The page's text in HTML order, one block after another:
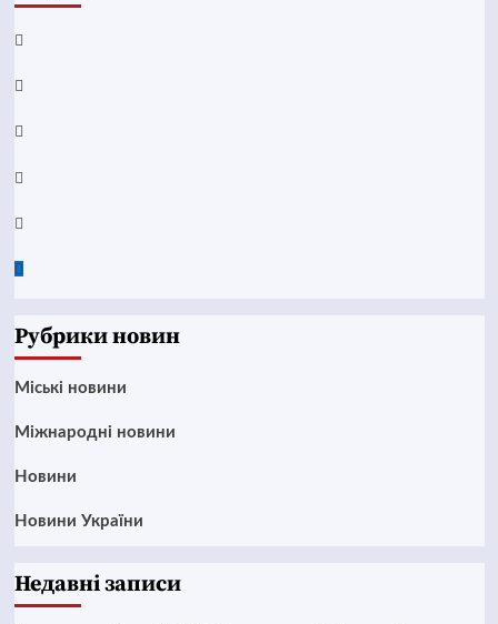
Facebook
YouTube
Telegram
Instagram
Twitter
Google
Рубрики новин
Mіські новини
Міжнародні новини
Новини
Новини України
Недавні записи